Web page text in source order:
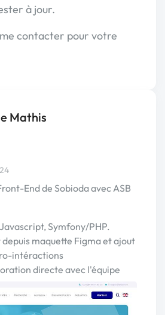
à jour.
contacter pour votre
Mathis
End de Sobioda avec ASB
Symfony/PHP.
maquette Figma et ajout
intéractions
directe avec l'équipe